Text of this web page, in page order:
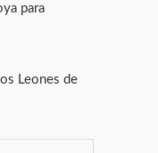
para
Leones de